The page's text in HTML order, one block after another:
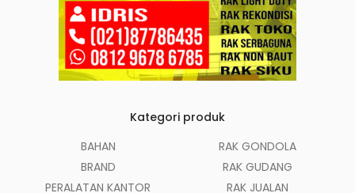
Kategori produk
BAHAN
BRAND
PERALATAN KANTOR
RAK GONDOLA
RAK GUDANG
RAK JUALAN